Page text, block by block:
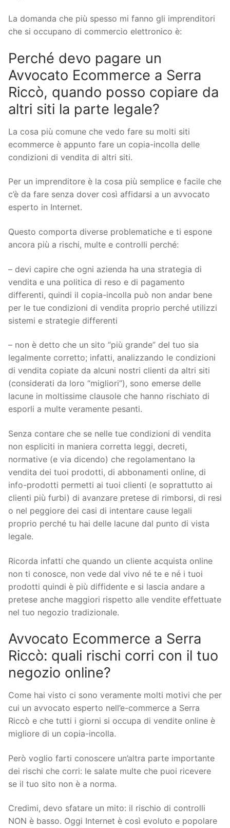
La domanda che più spesso mi fanno gli imprenditori
che si occupano di commercio elettronico è:
Perché devo pagare un
Avvocato Ecommerce a Serra
Riccò, quando posso copiare da
altri siti la parte legale?
La cosa più comune che vedo fare su molti siti
ecommerce è appunto fare un copia-incolla delle
condizioni di vendita di altri siti.
Per un imprenditore è la cosa più semplice e facile che
c’è da fare senza dover così affidarsi a un avvocato
esperto in Internet.
Questo comporta diverse problematiche e ti espone
ancora più a rischi, multe e controlli perché:
– devi capire che ogni azienda ha una strategia di
vendita e una politica di reso e di pagamento
differenti, quindi il copia-incolla può non andar bene
per le tue condizioni di vendita proprio perché utilizzi
sistemi e strategie differenti
– non è detto che un sito “più grande” del tuo sia
legalmente corretto; infatti, analizzando le condizioni
di vendita copiate da alcuni nostri clienti da altri siti
(considerati da loro “migliori”), sono emerse delle
lacune in moltissime clausole che hanno rischiato di
esporli a multe veramente pesanti.
Senza contare che se nelle tue condizioni di vendita
non espliciti in maniera corretta leggi, decreti,
normative (e via dicendo) che regolamentano la
vendita dei tuoi prodotti, di abbonamenti online, di
info-prodotti permetti ai tuoi clienti (e soprattutto ai
clienti più furbi) di avanzare pretese di rimborsi, di resi
o nel peggiore dei casi di intentare cause legali
proprio perché tu hai delle lacune dal punto di vista
legale.
Ricorda infatti che quando un cliente acquista online
non ti conosce, non vede dal vivo né te e né i tuoi
prodotti quindi è più diffidente e si lascia andare a
pretese anche maggiori rispetto alle vendite effettuate
nel tuo negozio tradizionale.
Avvocato Ecommerce a Serra
Riccò: quali rischi corri con il tuo
negozio online?
Come hai visto ci sono veramente molti motivi che per
cui un avvocato esperto nell’e-commerce a Serra
Riccò e che tutti i giorni si occupa di vendite online è
migliore di un copia-incolla.
Però voglio farti conoscere un’altra parte importante
dei rischi che corri: le salate multe che puoi ricevere
se il tuo sito non è a norma.
Credimi, devo sfatare un mito: il rischio di controlli
NON è basso. Oggi Internet è così evoluto e popolare